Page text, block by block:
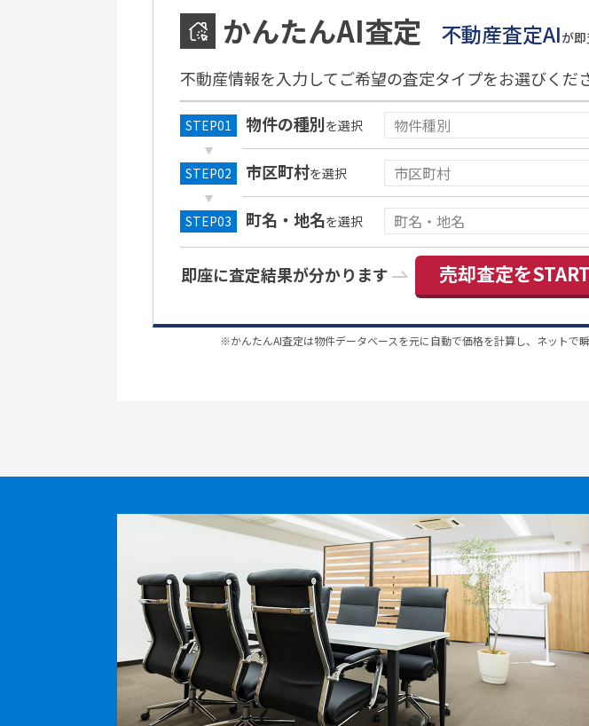
かんたんAI査定 不動産査定AIが
不動産情報を入力してご希望の査定タイプをお選びくだ
物件の種別を選択
市区町村を選択
町名・地名を選択
即座に査定結果が分かります 売却査定をSTART
※かんたんAI査定は物件データベースを元に自動で価格を計算し、ネットで